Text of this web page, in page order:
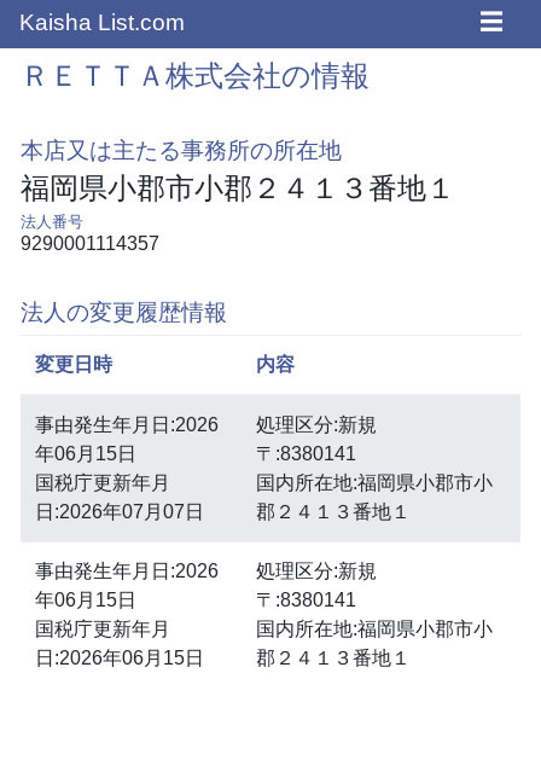
Kaisha List.com ☰
ＲＥＴＴＡ株式会社の情報
本店又は主たる事務所の所在地
福岡県小郡市小郡２４１３番地１
法人番号
9290001114357
法人の変更履歴情報
変更日時 内容
事由発生年月日:2026
年06月15日
国税庁更新年月
日:2026年07月07日
処理区分:新規
〒:8380141
国内所在地:福岡県小郡市小
郡２４１３番地１
事由発生年月日:2026
年06月15日
国税庁更新年月
日:2026年06月15日
処理区分:新規
〒:8380141
国内所在地:福岡県小郡市小
郡２４１３番地１